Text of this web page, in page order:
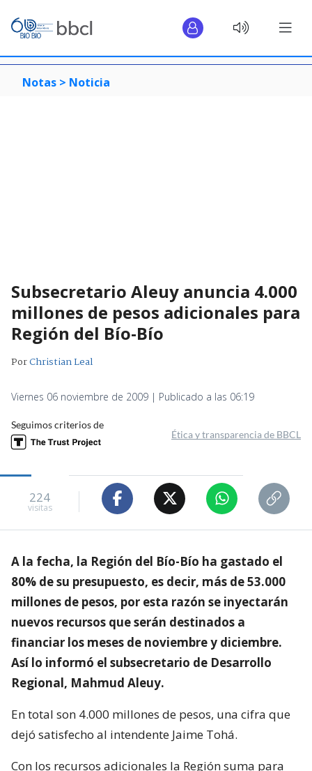
Notas > Noticia
Subsecretario Aleuy anuncia 4.000
millones de pesos adicionales para
Región del Bío-Bío
PorChristian Leal
Viernes 06 noviembre de 2009 | Publicado a las 06:19
Seguimos criterios de
Ética y transparencia de BBCL
224
visitas
A la fecha, la Región del Bío-Bío ha gastado el
80% de su presupuesto, es decir, más de 53.000
millones de pesos, por esta razón se inyectarán
nuevos recursos que serán destinados a
financiar los meses de noviembre y diciembre.
Así lo informó el subsecretario de Desarrollo
Regional, Mahmud Aleuy.
En total son 4.000 millones de pesos, una cifra que
dejó satisfecho al intendente Jaime Tohá.
Con los recursos adicionales la Región suma para